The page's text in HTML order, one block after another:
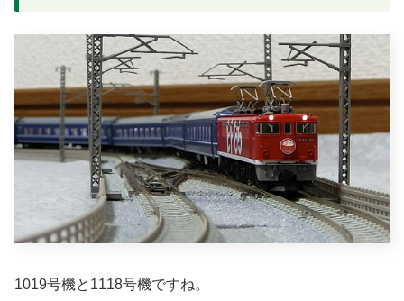
1019号機と1118号機ですね。